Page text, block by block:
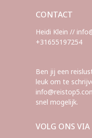
CONTACT
Heidi Klein //
+31655197254
Ben jij een
leuk om te
snel mogelijk.
VOLG ONS VIA